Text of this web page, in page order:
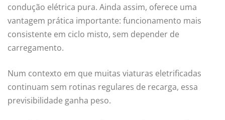
condução elétrica pura. Ainda assim, oferece uma
vantagem prática importante: funcionamento mais
consistente em ciclo misto, sem depender de
carregamento.
Num contexto em que muitas viaturas eletrificadas
continuam sem rotinas regulares de recarga, essa
previsibilidade ganha peso.